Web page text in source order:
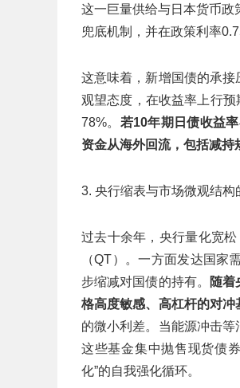
这一巨量供给与日本货币
兜底机制，并在政策利率
这意味着，新增国债的承
观望态度，在收益率上行
78%。 若10年期日债收益
资金从海外回流，包括减持
3. 央行缩表与市场微观结构
过去十余年，央行量化宽
（QT）。一方面发达国家
步缩减对国债的持有。
随着
格高度敏感、高杠杆的对冲
的微小利差。当能源冲击
这些基金集中抛售现货债
化”的自我强化循环。